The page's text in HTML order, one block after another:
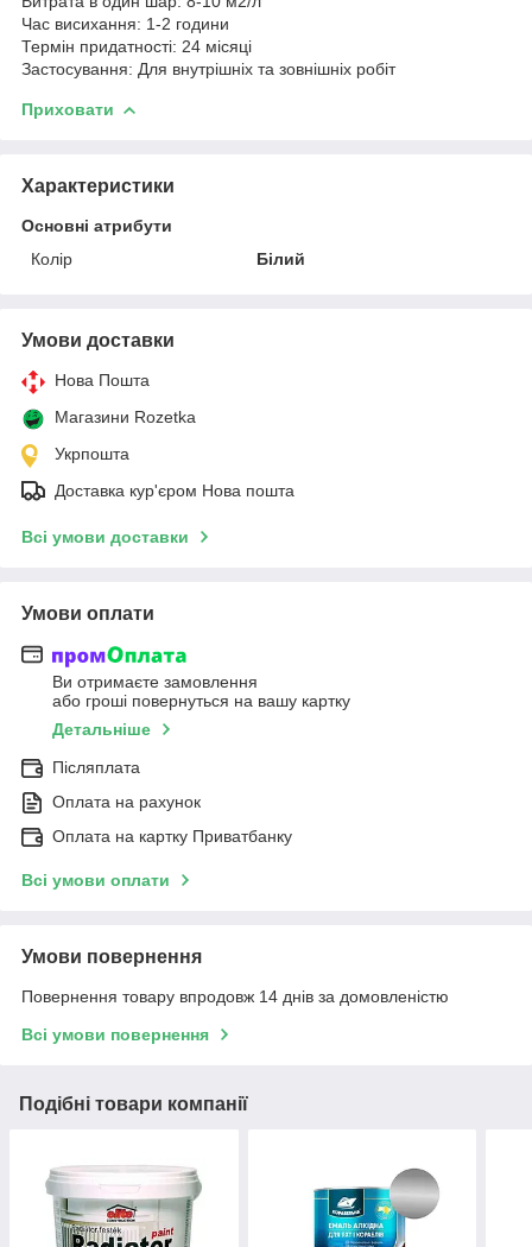
Час висихання: 1-2 години
Термін придатності: 24 місяці
Застосування: Для внутрішніх та зoвнішніх робіт
Приховати
Характеристики
Основні атрибути
Колір
Білий
Умови доставки
Нова Пошта
Магазини Rozetka
Укрпошта
Доставка кур'єром Нова пошта
Всі умови доставки
Умови оплати
Ви отримаєте замовлення
або гроші повернуться на вашу картку
Детальніше
Післяплата
Оплата на рахунок
Оплата на картку Приватбанку
Всі умови оплати
Умови повернення
Повернення товару впродовж 14 днів за домовленістю
Всі умови повернення
Подібні товари компанії